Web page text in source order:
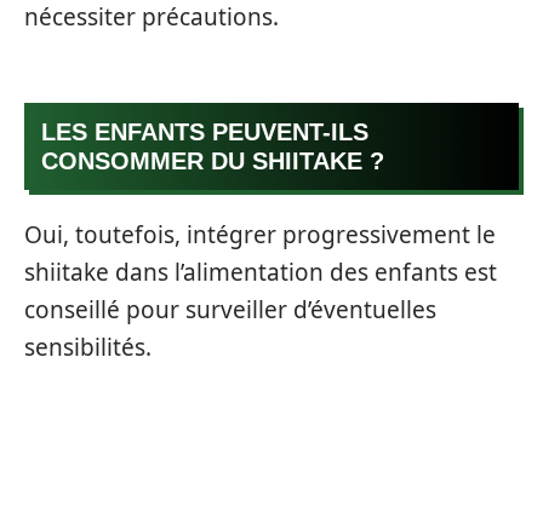
nécessiter précautions.
LES ENFANTS PEUVENT-ILS
CONSOMMER DU SHIITAKE ?
Oui, toutefois, intégrer progressivement le
shiitake dans l’alimentation des enfants est
conseillé pour surveiller d’éventuelles
sensibilités.